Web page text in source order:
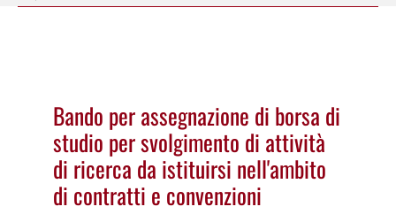
Bando per assegnazione di borsa di
studio per svolgimento di attività
di ricerca da istituirsi nell'ambito
di contratti e convenzioni